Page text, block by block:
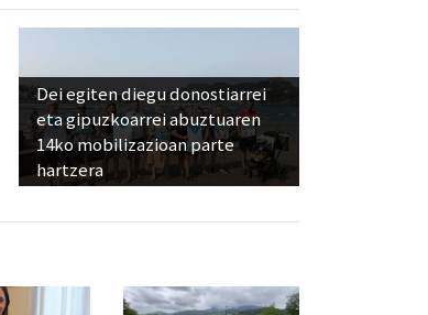
Dei egiten diegu donostiarrei
eta gipuzkoarrei abuztuaren
14ko mobilizazioan parte
hartzera